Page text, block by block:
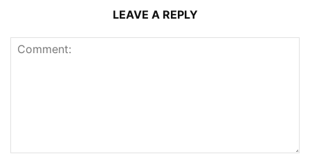
LEAVE A REPLY